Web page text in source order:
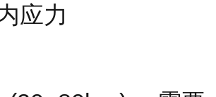
应力